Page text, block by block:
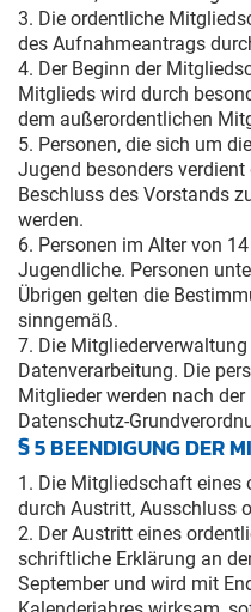
3. Die ordentliche
des Aufnahmeantrags
4. Der Beginn der
Mitglieds wird durch
dem außerordentlichen
5. Personen, die sich um
Jugend besonders
Beschluss des Vorstands
werden.
6. Personen im Alter von
Jugendliche. Personen
Übrigen gelten die
sinngemäß.
7. Die
Datenverarbeitung. Die
Mitglieder werden nach der
Datenschutz-
§ 5 BEENDIGUNG DER
1. Die Mitgliedschaft eines
durch Austritt, Ausschluss
2. Der Austritt eines
schriftliche Erklärung an
September und wird mit